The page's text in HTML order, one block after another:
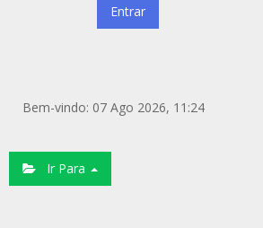
Bem-vindo: 07 Ago 2026, 11:24
Ir Para